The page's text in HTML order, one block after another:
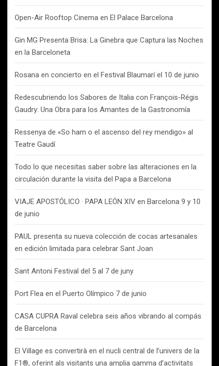
Open-Air Rooftop Cinema en El Palace Barcelona
Gin MG Presenta Brisa: La Ginebra que Captura las Noches
en la Barceloneta
Rosana en concierto en el Festival Blaumarí el 10 de junio
Redescubriendo los Sabores de Italia con François-Régis
Gaudry: Una Obra para los Amantes de la Gastronomía
Ressenya de «So ham o el ascenso del rey mendigo» al
Teatre Gaudí
Todo lo que necesitas saber sobre las alteraciones en la
circulación durante la visita del Papa a Barcelona
VIAJE APOSTÓLICO · PAPA LEÓN XIV en Barcelona 9 y 10
de junio
PAUL presenta su nueva colección de cocas artesanales
en edición limitada para celebrar Sant Joan
Sant Antoni Festival del 5 al 7 de juny
Port Flea en el Puerto Olímpico 7 de junio
CASA CUPRA Raval celebra seis años vibrando al compás
de Barcelona
El Village es convertirà en el nucli central de l’univers de la
F1®, oferint als visitants una amplia gamma d’activitats